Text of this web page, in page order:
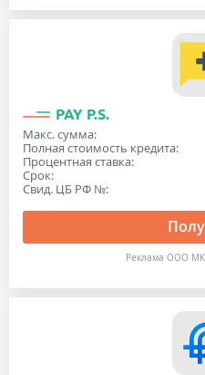
PAY P.S.
Макс. сумма:
Полная стоимость кредита:
Процентная ставка:
Срок:
Свид. ЦБ РФ №:
Реклама ООО